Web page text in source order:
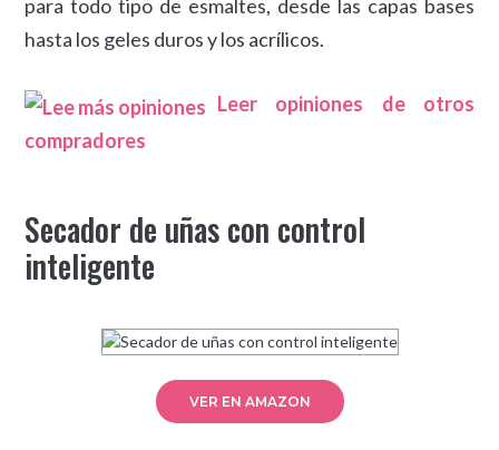
para todo tipo de esmaltes, desde las capas bases
hasta los geles duros y los acrílicos.
Leer opiniones de otros
compradores
Secador de uñas con control
inteligente
VER EN AMAZON